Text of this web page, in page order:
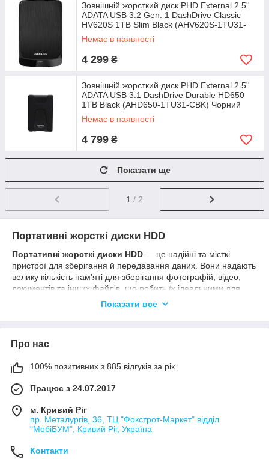
Зовнішній жорсткий диск PHD External 2.5''
ADATA USB 3.2 Gen. 1 DashDrive Classic
HV620S 1TB Slim Black (AHV620S-1TU31-
CBK) Чорний
Немає в наявності
4 299 ₴
Зовнішній жорсткий диск PHD External 2.5''
ADATA USB 3.1 DashDrive Durable HD650
1TB Black (AHD650-1TU31-CBK) Чорний
Немає в наявності
4 799 ₴
Показати ще
1 / 2
Портативні жорсткі диски HDD
Портативні жорсткі диски HDD — це надійні та місткі
пристрої для зберігання й передавання даних. Вони надають
велику кількість пам'яті для зберігання фотографій, відео,
документів та інших файлів, що робить їх ідеальними для
використання як в особистих, так і в робочих цілях. Ці
Переваги:
пропонують місткість до декількох терабайтів, що дає
Зручність використання
стандартний інтерфейс USB, забезпечуючи простоту
під'єднання до ПК, ноутбуків та інших пристроїв.
Надійність — HDD диски забезпечують довговічність
інформацію в безпечному вигляді.
Показати все
Про нас
100% позитивних з 885 відгуків за рік
Працює з 24.07.2017
м. Кривий Ріг
пр. Металургів, 36, ТЦ "Фокстрот-Маркет" відділ
"МобіБУМ", Кривий Ріг, Україна
Контакти